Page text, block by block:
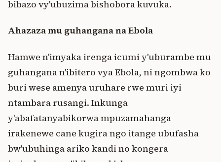
bibazo vy'ubuzima bishobora kuvuka.
Ahazaza mu guhangana na Ebola
Hamwe n'imyaka irenga icumi y'uburambe mu
guhangana n'ibitero vya Ebola, ni ngombwa ko
buri wese amenya uruhare rwe muri iyi
ntambara rusangi. Inkunga
y'abafatanyabikorwa mpuzamahanga
irakenewe cane kugira ngo itange ubufasha
bw'ubuhinga ariko kandi no kongera